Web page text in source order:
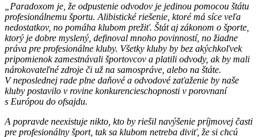
„Paradoxom je, že odpustenie odvodov je jedinou pomocou štátu
profesionálnemu športu. Alibistické riešenie, ktoré má síce veľa
nedostatkov, no pomáha klubom prežiť. Štát aj zákonom o športe,
ktorý je dobre myslený, definoval mnoho povinností, no žiadne
práva pre profesionálne kluby. Všetky kluby by bez akýchkoľvek
pripomienok zamestnávali športovcov a platili odvody, ak by mali
nárokovateľné zdroje či už na samospráve, alebo na štáte.
V neposlednej rade plne daňové a odvodové zaťaženie by naše
kluby postavilo v rovine konkurencieschopnosti v porovnaní
s Európou do ofsajdu.
A popravde neexistuje nikto, kto by riešil navýšenie príjmovej časti
pre profesionálny šport, tak sa klubom netreba diviť, že si chcú